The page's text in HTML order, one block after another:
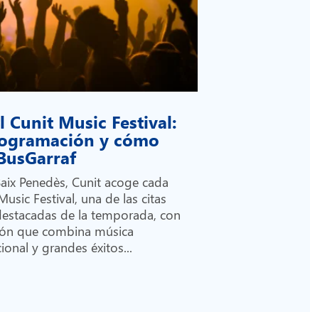
Cunit Music Festival:
y cómo
Penedès, Cunit acoge cada
Festival, una de las citas
de la temporada, con
que combina música
y grandes éxitos...